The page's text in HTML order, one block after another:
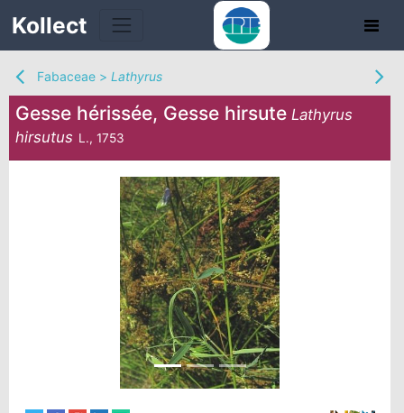
Kollect
Fabaceae > Lathyrus
Gesse hérissée, Gesse hirsute Lathyrus
hirsutus L., 1753